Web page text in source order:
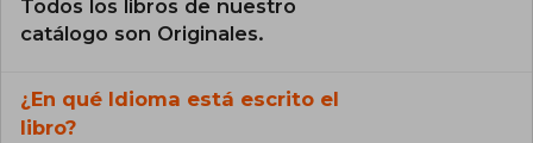
Todos los libros de nuestro
catálogo son Originales.
¿En qué Idioma está escrito el
libro?